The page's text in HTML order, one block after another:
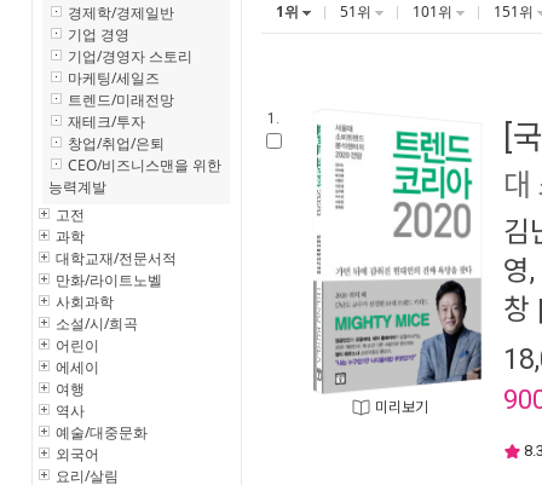
경제학/경제일반
기업 경영
기업/경영자 스토리
마케팅/세일즈
트렌드/미래전망
재테크/투자
창업/취업/은퇴
CEO/비즈니스맨을 위한
능력계발
고전
과학
대학교재/전문서적
만화/라이트노벨
사회과학
소설/시/희곡
어린이
에세이
여행
역사
예술/대중문화
외국어
요리/살림
1위 51위 101위 151위
1.
미리보기
[
대
김
영,
창